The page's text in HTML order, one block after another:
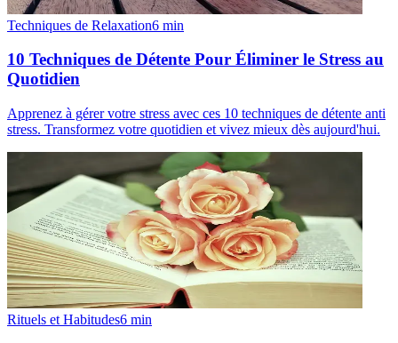
Techniques de Relaxation6 min
10 Techniques de Détente Pour Éliminer le Stress au
Quotidien
Apprenez à gérer votre stress avec ces 10 techniques de détente anti
stress. Transformez votre quotidien et vivez mieux dès aujourd'hui.
Rituels et Habitudes6 min